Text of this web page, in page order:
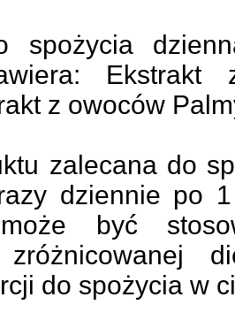
spożycia
Ekstrakt
z owoców
zalecana do
dziennie po
być
zróżnicowanej
do spożycia w